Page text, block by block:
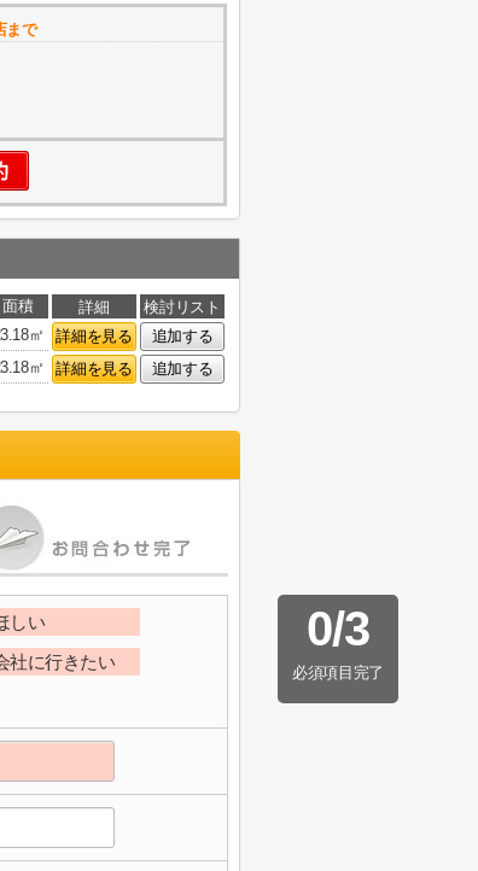
まで
面積 詳細
検討リスト
㎡ 詳細を見る
追加する
㎡ 詳細を見る 追加する
0/3
必須項目完了
しい
社に行きたい